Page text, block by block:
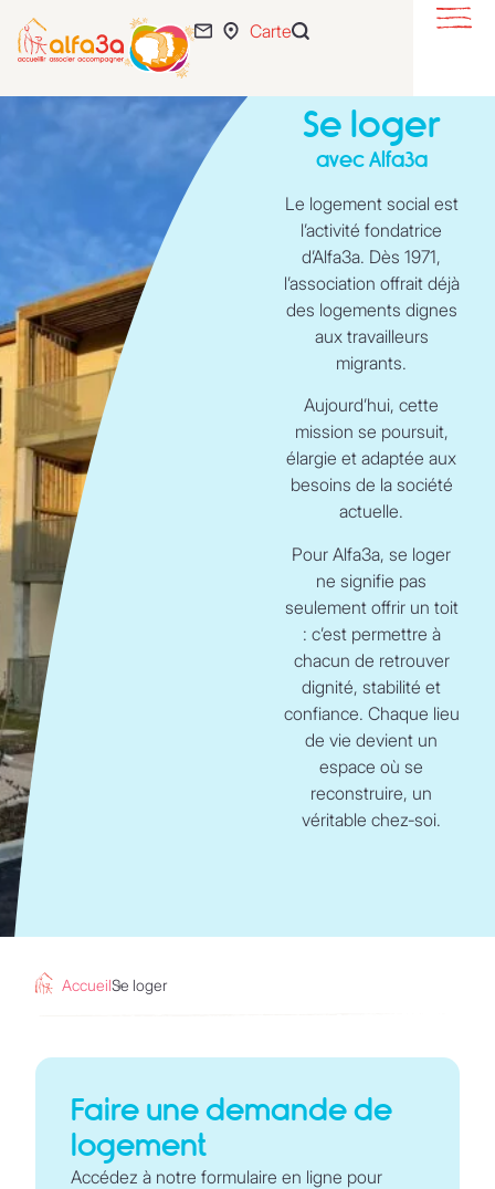
Carte
Se loger
S’intégrer
Se développer
Nous rejoindre
Se loger
avec Alfa3a
Le logement social est
l’activité fondatrice
d’Alfa3a. Dès 1971,
l’association offrait déjà
des logements dignes
aux travailleurs
migrants.
Aujourd’hui, cette
mission se poursuit,
élargie et adaptée aux
besoins de la société
actuelle.
Pour Alfa3a, se loger
ne signifie pas
seulement offrir un toit
: c’est permettre à
chacun de retrouver
dignité, stabilité et
confiance. Chaque lieu
de vie devient un
espace où se
reconstruire, un
véritable chez‑soi.
AccueilSe loger
Faire une demande de
logement
Accédez à notre formulaire en ligne pour